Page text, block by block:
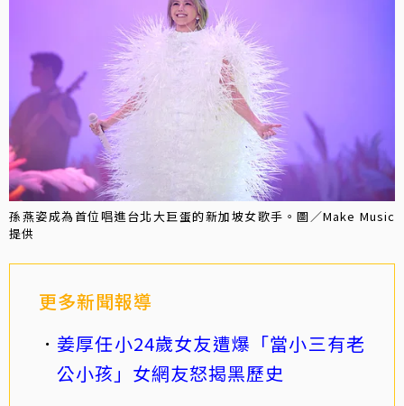
孫燕姿成為首位唱進台北大巨蛋的新加坡女歌手。圖／Make Music
提供
更多新聞報導
姜厚任小24歲女友遭爆「當小三有老
公小孩」女網友怒揭黑歷史